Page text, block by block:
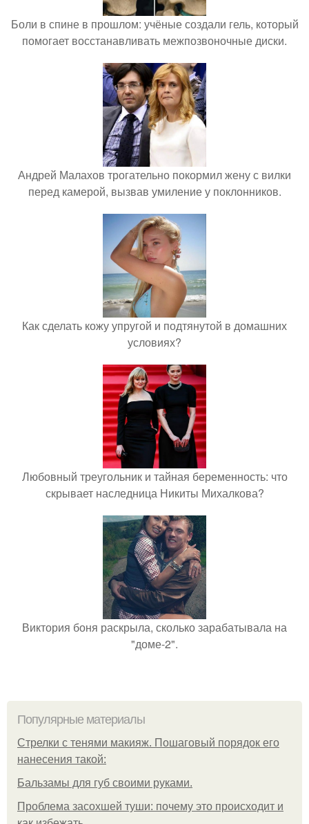
Боли в спине в прошлом: учёные создали гель, который
помогает восстанавливать межпозвоночные диски.
Андрей Малахов трогательно покормил жену с вилки
перед камерой, вызвав умиление у поклонников.
Как сделать кожу упругой и подтянутой в домашних
условиях?
Любовный треугольник и тайная беременность: что
скрывает наследница Никиты Михалкова?
Виктория боня раскрыла, сколько зарабатывала на
"доме-2".
Популярные материалы
Стрелки с тенями макияж. Пошаговый порядок его
нанесения такой:
Бальзамы для губ своими руками.
Проблема засохшей туши: почему это происходит и